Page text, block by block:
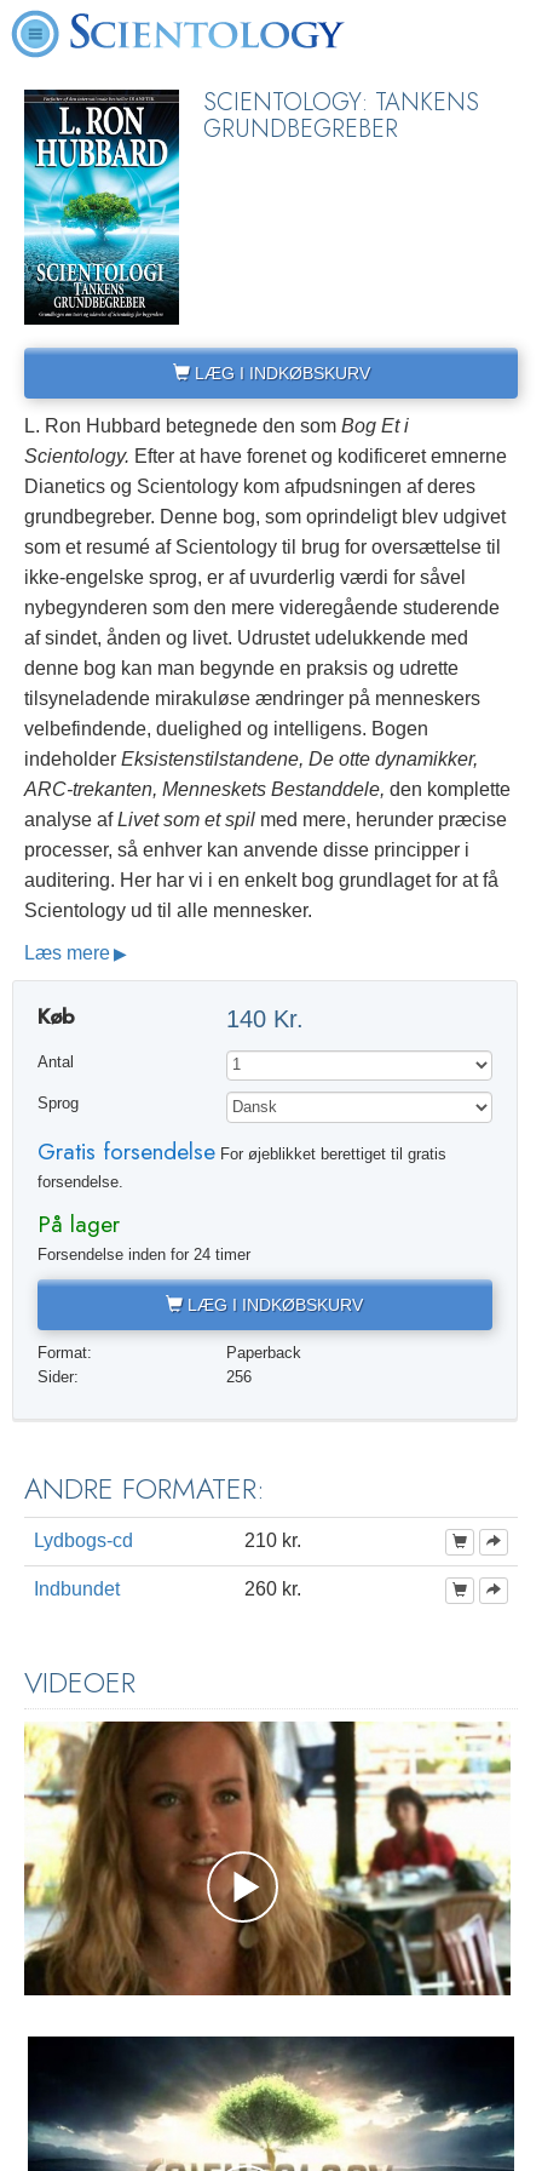
SCIENTOLOGY: TANKENS
GRUNDBEGREBER
LÆG I INDKØBSKURV
L. Ron Hubbard betegnede den som Bog Et i
Scientology. Efter at have forenet og kodificeret emnerne
Dianetics og Scientology kom afpudsningen af deres
grundbegreber. Denne bog, som oprindeligt blev udgivet
som et resumé af Scientology til brug for oversættelse til
ikke-engelske sprog, er af uvurderlig værdi for såvel
nybegynderen som den mere videregående studerende
af sindet, ånden og livet. Udrustet udelukkende med
denne bog kan man begynde en praksis og udrette
tilsyneladende mirakuløse ændringer på menneskers
velbefindende, duelighed og intelligens. Bogen
indeholder Eksistenstilstandene, De otte dynamikker,
ARC-trekanten, Menneskets Bestanddele, den komplette
analyse afLivet som et spil med mere, herunder præcise
processer, så enhver kan anvende disse principper i
auditering. Her har vi i en enkelt bog grundlaget for at få
Scientology ud til alle mennesker.
Læs mere
Køb 140 Kr.
Antal
Sprog
Gratis forsendelseFor øjeblikket berettiget til gratis
forsendelse.
På lager
Forsendelse inden for 24 timer
LÆG I INDKØBSKURV
Format:
Paperback
Sider:
256
ANDRE FORMATER:
Lydbogs-cd 210 kr.
Indbundet 260 kr.
VIDEOER